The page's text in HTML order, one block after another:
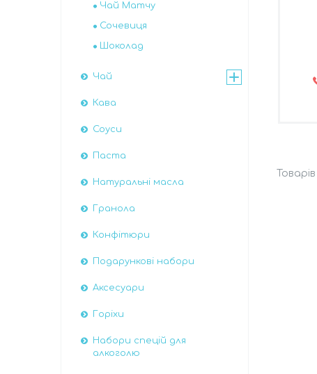
Чай Матчу
Сочевиця
Шоколад
Чай
Кава
Соуси
Паста
Натуральні масла
Гранола
Конфітюри
Подарункові набори
Аксесуари
Горіхи
Набори спецій для
алкоголю